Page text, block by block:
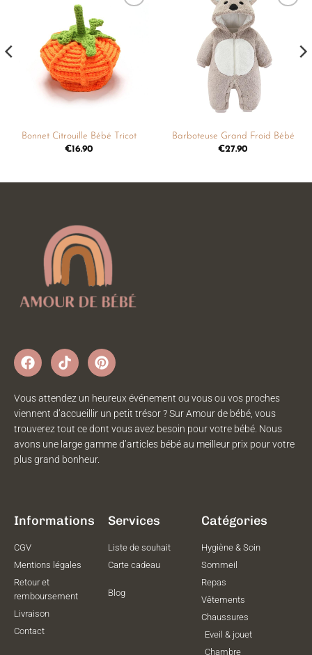
souhaits
Bonnet Citrouille Bébé Tricot
€16.90
Barboteuse Grand Froid Bébé
€27.90
Vous attendez un heureux événement ou vous ou vos proches
viennent d’accueillir un petit trésor ? Sur Amour de bébé, vous
trouverez tout ce dont vous avez besoin pour votre bébé. Nous
avons une large gamme d’articles bébé au meilleur prix pour votre
plus grand bonheur.
Informations
CGV
Mentions légales
Retour et
remboursement
Livraison
Contact
Services
Liste de souhait
Carte cadeau
Blog
Catégories
Hygiène & Soin
Sommeil
Repas
Vêtements
Chaussures
Eveil & jouet
Chambre